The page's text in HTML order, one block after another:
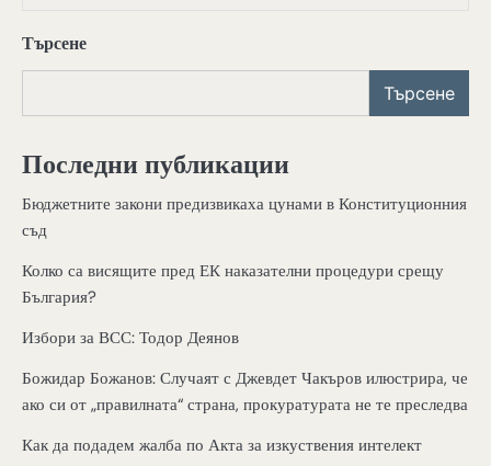
Търсене
Търсене
Последни публикации
Бюджетните закони предизвикаха цунами в Конституционния
съд
Колко са висящите пред ЕК наказателни процедури срещу
България?
Избори за ВСС: Тодор Деянов
Божидар Божанов: Случаят с Джевдет Чакъров илюстрира, че
ако си от „правилната“ страна, прокуратурата не те преследва
Как да подадем жалба по Акта за изкуствения интелект